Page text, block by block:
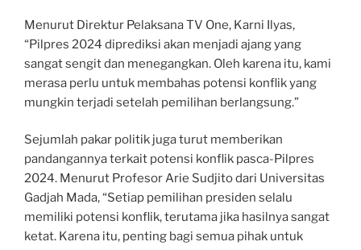
Menurut Direktur Pelaksana TV One, Karni Ilyas,
“Pilpres 2024 diprediksi akan menjadi ajang yang
sangat sengit dan menegangkan. Oleh karena itu, kami
merasa perlu untuk membahas potensi konflik yang
mungkin terjadi setelah pemilihan berlangsung.”
Sejumlah pakar politik juga turut memberikan
pandangannya terkait potensi konflik pasca-Pilpres
2024. Menurut Profesor Arie Sudjito dari Universitas
Gadjah Mada, “Setiap pemilihan presiden selalu
memiliki potensi konflik, terutama jika hasilnya sangat
ketat. Karena itu, penting bagi semua pihak untuk